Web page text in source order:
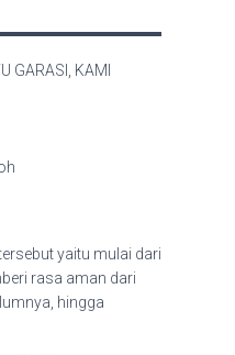
yaitu mulai dari
rasa aman dari
hingga